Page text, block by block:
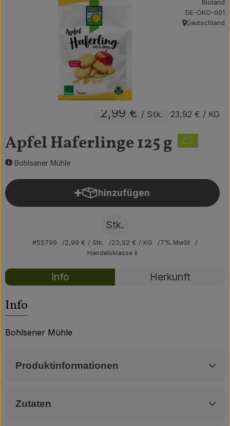
Vorratskammer
Der Betrieb
Brodowin besuchen
Apfel Haferlinge 125 g
Bohlsener Mühle
2,99 € / Stk. 23,92 € / KG
Bioland
, Kontrollstelle:
DE-ÖKO-001
, Herkunft:
Deutschland
hinzufügen
Produkt zum Warenkorb
Stk.
#55799 2,99 € / Stk. 23,92 € / KG
7% MwSt
Handelsklasse II
Rezepte
Info Herkunft
Info
Bohlsener Mühle
Produktinformationen
Zutaten